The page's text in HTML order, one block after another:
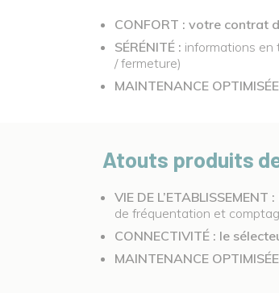
CONFORT : votre contrat
SÉRÉNITÉ : informations en
/ fermeture)
MAINTENANCE OPTIMISÉE
Atouts produits
VIE DE L’ETABLISSEMENT :
de fréquentation et
CONNECTIVITÉ : le
MAINTENANCE OPTIMISÉE